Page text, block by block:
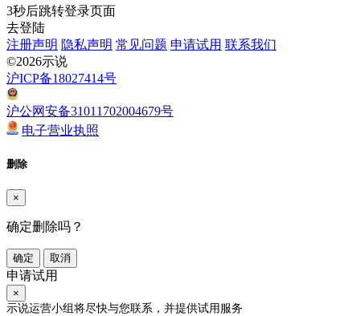
3秒后跳转登录页面
去登陆
注册声明 隐私声明 常见问题 申请试用 联系我们
©2026示说
沪ICP备18027414号
沪公网安备31011702004679号
电子营业执照
删除
×
确定删除吗？
确定 取消
申请试用
×
示说运营小组将尽快与您联系，并提供试用服务